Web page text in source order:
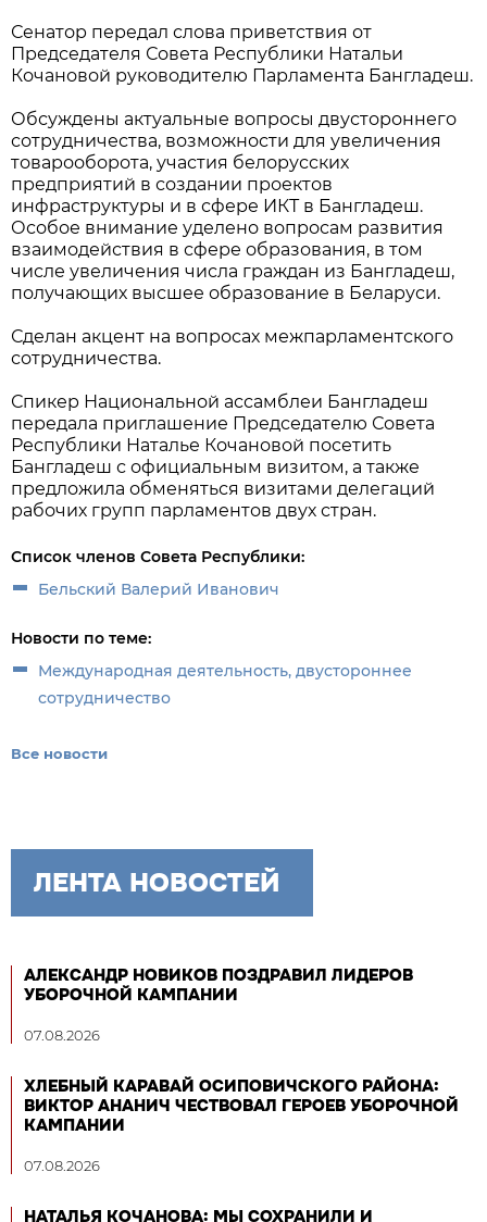
Сенатор передал слова приветствия от
Председателя Совета Республики Натальи
Кочановой руководителю Парламента Бангладеш.
Обсуждены актуальные вопросы двустороннего
сотрудничества, возможности для увеличения
товарооборота, участия белорусских
предприятий в создании проектов
инфраструктуры и в сфере ИКТ в Бангладеш.
Особое внимание уделено вопросам развития
взаимодействия в сфере образования, в том
числе увеличения числа граждан из Бангладеш,
получающих высшее образование в Беларуси.
Сделан акцент на вопросах межпарламентского
сотрудничества.
Спикер Национальной ассамблеи Бангладеш
передала приглашение Председателю Совета
Республики Наталье Кочановой посетить
Бангладеш с официальным визитом, а также
предложила обменяться визитами делегаций
рабочих групп парламентов двух стран.
Список членов Совета Республики:
Бельский Валерий Иванович
Новости по теме:
Международная деятельность, двустороннее
сотрудничество
Все новости
ЛЕНТА НОВОСТЕЙ
АЛЕКСАНДР НОВИКОВ ПОЗДРАВИЛ ЛИДЕРОВ
УБОРОЧНОЙ КАМПАНИИ
07.08.2026
ХЛЕБНЫЙ КАРАВАЙ ОСИПОВИЧСКОГО РАЙОНА:
ВИКТОР АНАНИЧ ЧЕСТВОВАЛ ГЕРОЕВ УБОРОЧНОЙ
КАМПАНИИ
07.08.2026
НАТАЛЬЯ КОЧАНОВА: МЫ СОХРАНИЛИ И